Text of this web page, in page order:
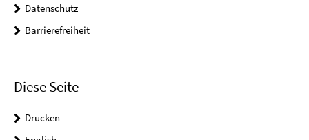
Datenschutz
Barrierefreiheit
Diese Seite
Drucken